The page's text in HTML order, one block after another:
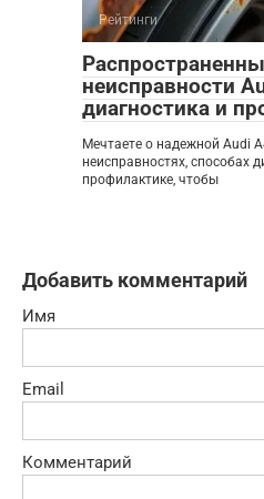
Рейтинги
неисправности
диагностика и
Мечтаете о надежной Audi
неисправностях, способах
профилактике, чтобы
Добавить комментарий
Имя
Email
Комментарий